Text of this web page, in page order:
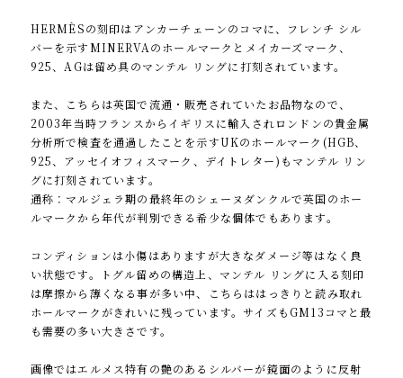
HERMÈSの刻印はアンカーチェーンのコマに、フレンチ シル
バーを示すMINERVAのホールマークとメイカーズマーク、
925、AGは留め具のマンテル リングに打刻されています。
また、こちらは英国で流通・販売されていたお品物なので、
2003年当時フランスからイギリスに輸入されロンドンの貴金属
分析所で検査を通過したことを示すUKのホールマーク(HGB、
925、アッセイオフィスマーク、デイトレター)もマンテル リン
グに打刻されています。
通称：マルジェラ期の最終年のシェーヌダンクルで英国のホー
ルマークから年代が判別できる希少な個体でもあります。
コンディションは小傷はありますが大きなダメージ等はなく良
い状態です。トグル留めの構造上、マンテル リングに入る刻印
は摩擦から薄くなる事が多い中、こちらははっきりと読み取れ
ホールマークがきれいに残っています。サイズもGM13コマと最
も需要の多い大きさです。
画像ではエルメス特有の艶のあるシルバーが鏡面のように反射